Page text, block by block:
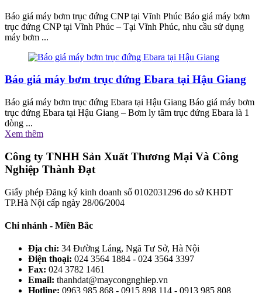
Báo giá máy bơm trục đứng CNP tại Vĩnh Phúc Báo giá máy bơm
trục đứng CNP tại Vĩnh Phúc – Tại Vĩnh Phúc, nhu cầu sử dụng
máy bơm ...
Báo giá máy bơm trục đứng Ebara tại Hậu Giang
Báo giá máy bơm trục đứng Ebara tại Hậu Giang Báo giá máy bơm
trục đứng Ebara tại Hậu Giang – Bơm ly tâm trục đứng Ebara là 1
dòng ...
Xem thêm
Công ty TNHH Sản Xuất Thương Mại Và Công
Nghiệp Thành Đạt
Giấy phép Đăng ký kinh doanh số 0102031296 do sở KHĐT
TP.Hà Nội cấp ngày 28/06/2004
Chi nhánh - Miền Bắc
Địa chỉ: 34 Đường Láng, Ngã Tư Sở, Hà Nội
Điện thoại: 024 3564 1884 - 024 3564 3397
Fax: 024 3782 1461
Email: thanhdat@maycongnghiep.vn
Hotline: 0963 985 868 - 0915 898 114 - 0913 985 808